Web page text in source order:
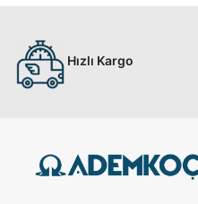
Hızlı Kargo